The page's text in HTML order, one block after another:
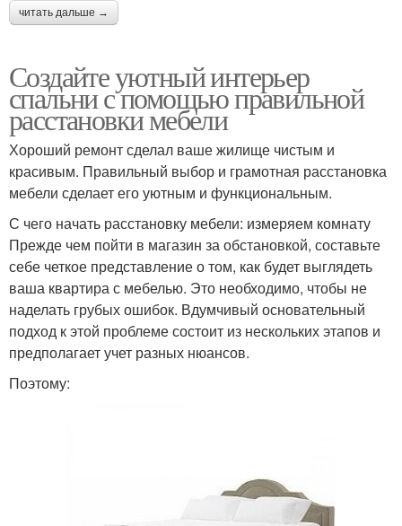
читать дальше →
Создайте уютный интерьер
спальни с помощью правильной
расстановки мебели
Хороший ремонт сделал ваше жилище чистым и
красивым. Правильный выбор и грамотная расстановка
мебели сделает его уютным и функциональным.
С чего начать расстановку мебели: измеряем комнату
Прежде чем пойти в магазин за обстановкой, составьте
себе четкое представление о том, как будет выглядеть
ваша квартира с мебелью. Это необходимо, чтобы не
наделать грубых ошибок. Вдумчивый основательный
подход к этой проблеме состоит из нескольких этапов и
предполагает учет разных нюансов.
Поэтому: